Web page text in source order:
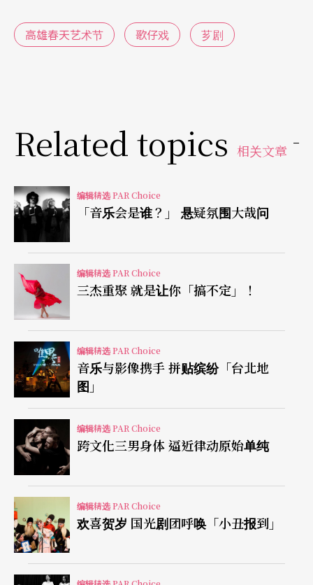
爱欲的波浪中，习得放下。全剧宛如歌仔戏版《回
《燕歌行》是唐美云歌仔戏团十五周年大戏，由施
如芳编剧、戴君芳导演，以知性与感性兼具的手
法，重探遗落在历史迷雾中的曹丕身世。唐美云的
曹丕、许秀年的甄宓、吕琼珷的曹操、小咪的不死
灵，共同演绎最动人的三国故事。该剧于去年首
演，好评不断，入选台新艺术奖的年度十大表演艺
术，评审认为，编剧在曹丕名诗〈燕歌行〉中，读
到了掌握权力的男人却「寂寞到了底」的心情，从
曹丕坚持不肯下令毁灭曹植《洛神赋》的情感和识
见，刻划他的胸襟，可谓不落俗套。
薪传歌仔戏团的《宋宫秘史》为内台经典再现，改
编自老戏《貍猫换太子》。内容叙述宋真宗的刘、
李两妃争生太子，刘妃设下「貍猫换太子」毒计。
宫女寇珠为保李妃遭拷打而死，李妃则在观音、土
地公帮助下逃出冷宫，与乞儿相依为命。廿年后两
人遇到包拯，沉冤终于得雪。歌仔戏国宝廖琼枝凭
借记忆整编《宋宫秘史》，全剧采倒叙手法，从流
高雄春天艺术节 歌仔戏 芗剧
Related topics 相关文章
编辑精选 PAR Choice
「音乐会是谁？」 悬疑氛围大哉问
编辑精选 PAR Choice
三杰重聚 就是让你「搞不定」！
编辑精选 PAR Choice
音乐与影像携手 拼贴缤纷「台北地
图」
编辑精选 PAR Choice
跨文化三男身体 逼近律动原始单纯
编辑精选 PAR Choice
欢喜贺岁 国光剧团呼唤「小丑报到」